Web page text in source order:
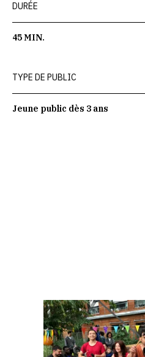
DURÉE
45 MIN.
TYPE DE PUBLIC
Jeune public dès 3 ans